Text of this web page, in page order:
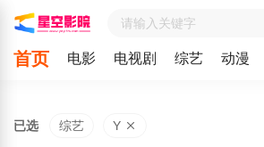
首页 电影 电视剧 综艺 动漫
已选 综艺 Y